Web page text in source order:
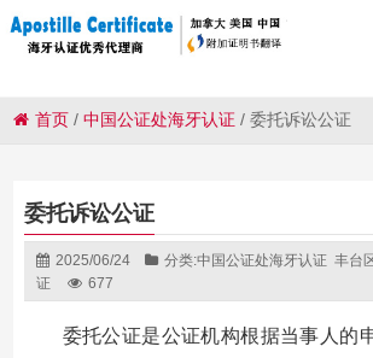
首页 /中国公证处海牙认证 /委托诉讼公证
委托诉讼公证
2025/06/24 分类:中国公证处海牙认证 丰台
证
677
委托公证是公证机构根据当事人的